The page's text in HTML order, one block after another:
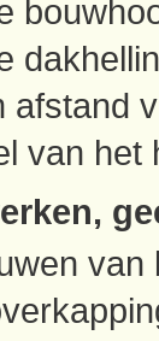
afstand
van het